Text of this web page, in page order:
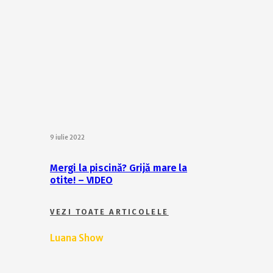
9 iulie 2022
Mergi la piscină? Grijă mare la
otite! – VIDEO
VEZI TOATE ARTICOLELE
Luana Show